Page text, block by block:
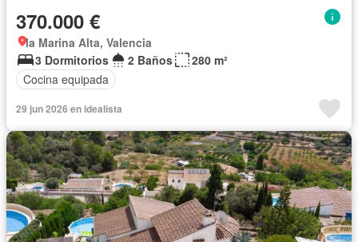
370.000 €
la Marina Alta, Valencia
3 Dormitorios
2 Baños
280 m²
Cocina equipada
29 jun 2026 en idealista